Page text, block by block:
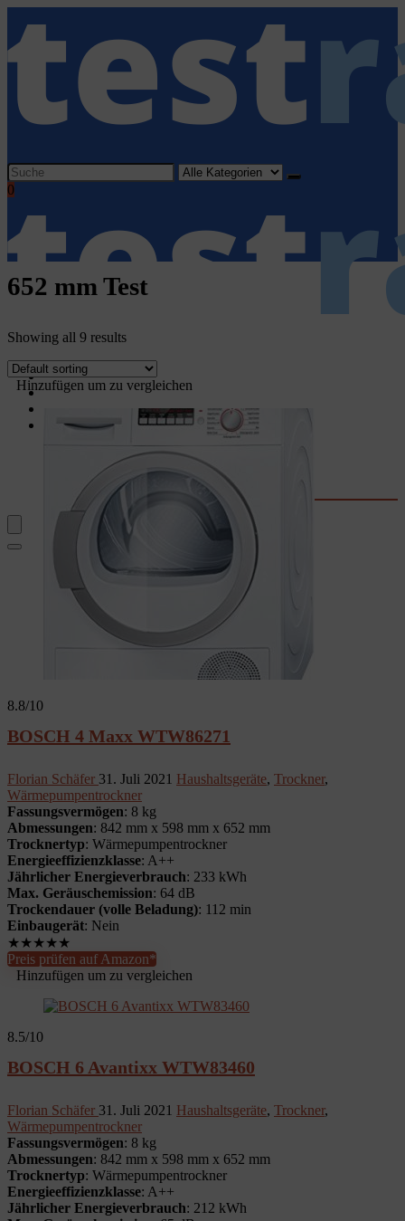
Search
for:
0
Home
Haushaltsgeräte
Rechner & Tools
Waschtrockner-Stromkosten
Kaffee-Kosten
Wassersprudler
Fernseher-Größe
652 mm Test
Showing all 9 results
Hinzufügen um zu vergleichen
8.8/10
BOSCH 4 Maxx WTW86271
Florian Schäfer 31. Juli 2021 Haushaltsgeräte, Trockner,
Wärmepumpentrockner
Fassungsvermögen: 8 kg
Abmessungen: 842 mm x 598 mm x 652 mm
Trocknertyp: Wärmepumpentrockner
Energieeffizienzklasse: A++
Jährlicher Energieverbrauch: 233 kWh
Max. Geräuschemission: 64 dB
Trockendauer (volle Beladung): 112 min
Einbaugerät: Nein
★★★★★
Preis prüfen auf Amazon*
Hinzufügen um zu vergleichen
8.5/10
BOSCH 6 Avantixx WTW83460
Florian Schäfer 31. Juli 2021 Haushaltsgeräte, Trockner,
Wärmepumpentrockner
Fassungsvermögen: 8 kg
Abmessungen: 842 mm x 598 mm x 652 mm
Trocknertyp: Wärmepumpentrockner
Energieeffizienzklasse: A++
Jährlicher Energieverbrauch: 212 kWh